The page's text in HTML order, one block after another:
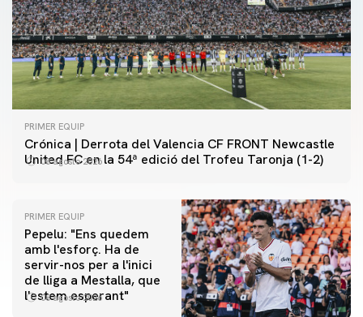
PRIMER EQUIP
Crónica | Derrota del Valencia CF FRONT Newcastle
United FC en la 54ª edició del Trofeu Taronja (1-2)
08 agosto 2026
PRIMER EQUIP
Pepelu: "Ens quedem
amb l'esforç. Ha de
servir-nos per a l'inici
de lliga a Mestalla, que
l'estem esperant"
08 agosto 2026
PRIMER EQUIP
📸 #ValenciaNUFC
PRIMER EQUIP
MESTALLA 📍